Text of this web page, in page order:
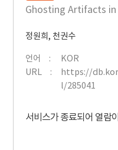
Ghosting Artifacts
정원희, 천권수
언어
KOR
URL
https://
l/285041
서비스가 종료되어 열람